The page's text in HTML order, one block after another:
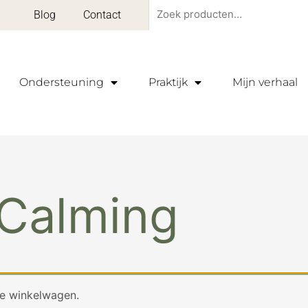
Blog Contact
Zoeken
Ondersteuning Praktijk Mijn verhaal
winkelwagen.